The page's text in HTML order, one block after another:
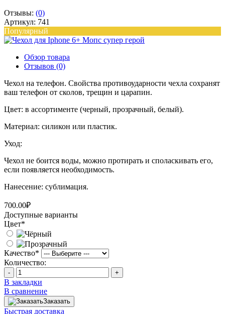
Отзывы: (0)
Артикул: 741
Популярный
Обзор товара
Отзывов (0)
Чехол на телефон. Свойства противоударности чехла сохранят
ваш телефон от сколов, трещин и царапин.
Цвет: в ассортименте (черный, прозрачный, белый).
Материал: силикон или пластик.
Уход:
Чехол не боится воды, можно протирать и споласкивать его,
если появляется необходимость.
Нанесение: сублимация.
700.00₽
Доступные варианты
Цвет*
Качество*
Количество:
- +
В закладки
В сравнение
Заказать
Быстрая доставка